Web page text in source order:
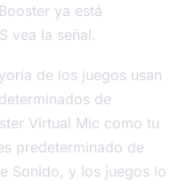
ya está
vea la señal.
de los juegos usan
de
Virtual Mic como tu
predeterminado de
Sonido, y los juegos lo